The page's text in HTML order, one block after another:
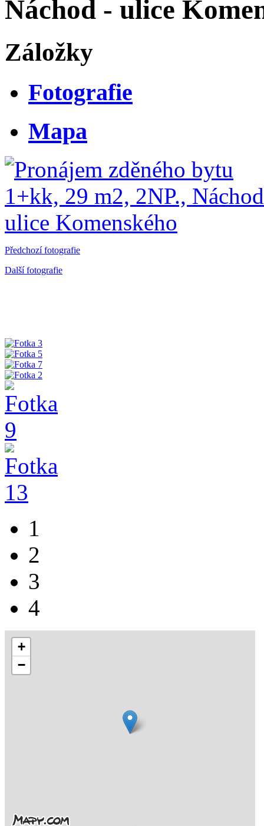
Náchod - ulice
Záložky
Fotografie
Mapa
Předchozí fotografie
Další fotografie
1
2
3
4
+
−